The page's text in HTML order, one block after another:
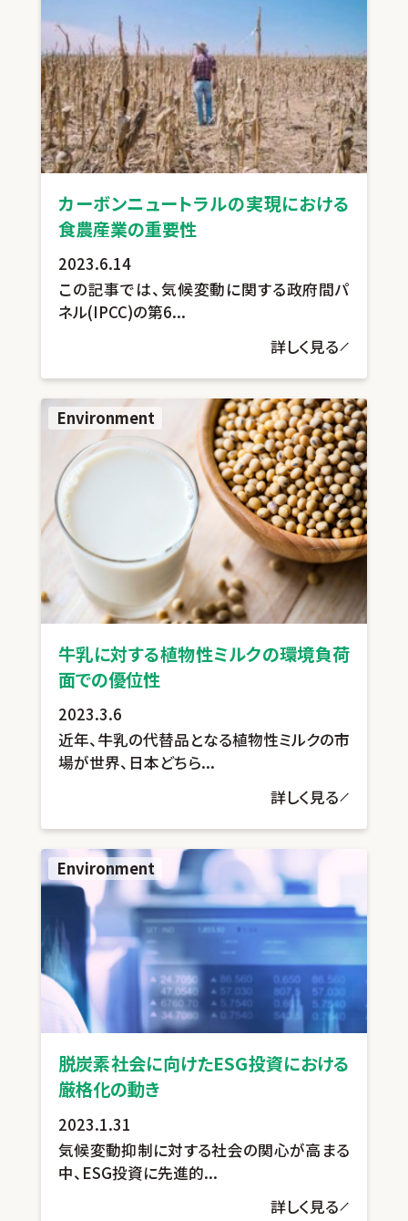
カーボンニュートラルの実現における
食農産業の重要性
2023.6.14
この記事では、気候変動に関する政府間パ
ネル(IPCC)の第6...
詳しく見る
Environment
牛乳に対する植物性ミルクの環境負荷
面での優位性
2023.3.6
近年、牛乳の代替品となる植物性ミルクの市
場が世界、日本どちら...
詳しく見る
Environment
脱炭素社会に向けたESG投資における
厳格化の動き
2023.1.31
気候変動抑制に対する社会の関心が高まる
中、ESG投資に先進的...
詳しく見る